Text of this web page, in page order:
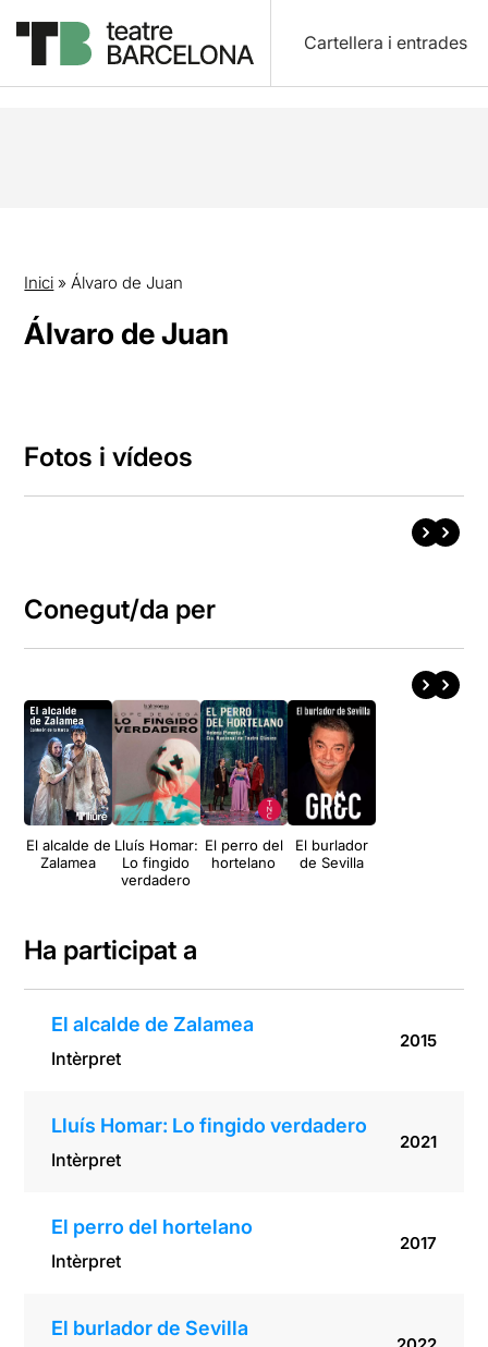
Cartellera i entrades
Inici »Álvaro de Juan
Álvaro de Juan
Fotos i vídeos
Conegut/da per
El alcalde de
Zalamea
Lluís Homar:
Lo fingido
verdadero
El perro del
hortelano
El burlador
de Sevilla
Ha participat a
El alcalde de Zalamea
Intèrpret
2015
Lluís Homar: Lo fingido verdadero
Intèrpret
2021
El perro del hortelano
Intèrpret
2017
El burlador de Sevilla